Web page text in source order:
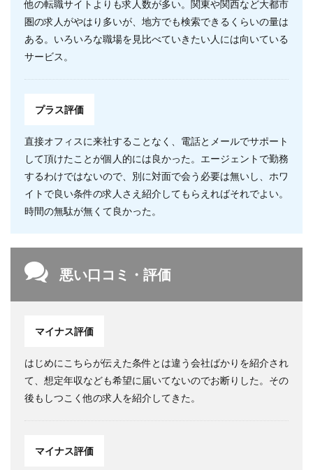
他の転職サイトよりも求人数が多い。関東や関西など大都市
圏の求人がやはり多いが、地方でも検索できるくらいの量は
ある。いろいろな職場を見比べていきたい人には向いている
サービス。
プラス評価
直接オフィスに来社することなく、電話とメールでサポート
して頂けたことが個人的には良かった。エージェントで勤務
するわけではないので、別に対面で会う必要は無いし、ホワ
イトで良い条件の求人さえ紹介してもらえればそれでよい。
時間の無駄が無くて良かった。
悪い口コミ・評価
マイナス評価
はじめにこちらが伝えた条件とは違う会社ばかりを紹介され
て、想定年収なども希望に届いてないのでお断りした。その
後もしつこく他の求人を紹介してきた。
マイナス評価